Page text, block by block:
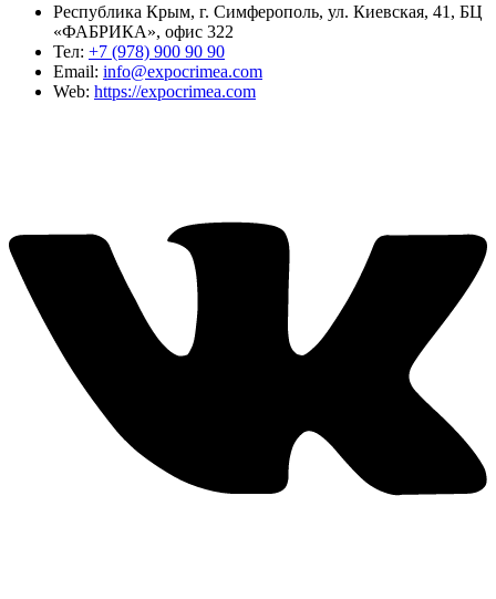
Республика Крым, г. Симферополь, ул. Киевская, 41, БЦ
«ФАБРИКА», офис 322
Тел: +7 (978) 900 90 90
Email: info@expocrimea.com
Web: https://expocrimea.com